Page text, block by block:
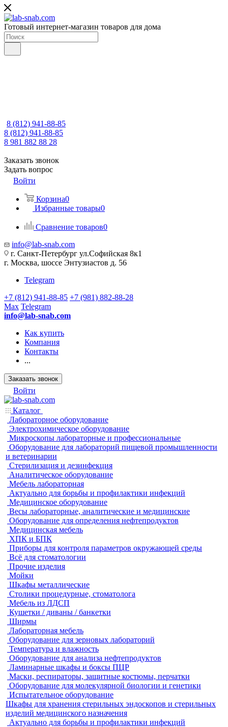
Готовый интернет-магазин товаров для дома
8 (812) 941-88-85
8 (812) 941-88-85
8 981 882 88 28
Заказать звонок
Задать вопрос
Войти
Корзина0
Избранные товары0
Сравнение товаров0
info@lab-snab.com
г. Санкт-Петербург ул.Софийская 8к1
г. Москва, шоссе Энтузиастов д. 56
Telegram
+7 (812) 941-88-85 +7 (981) 882-88-28
Max Telegram
info@lab-snab.com
Как купить
Компания
Контакты
...
Заказать звонок
Войти
Каталог
Лабораторное оборудование
Электрохимическое оборудование
Микроскопы лабораторные и профессиональные
Оборудование для лабораторий пищевой промышленности
и ветеринарии
Стерилизация и дезинфекция
Аналитическое оборудование
Мебель лабораторная
Актуально для борьбы и профилактики инфекций
Медицинское оборудование
Весы лабораторные, аналитические и медицинские
Оборудование для определения нефтепродуктов
Медицинская мебель
ХПК и БПК
Приборы для контроля параметров окружающей среды
Всё для стоматологии
Прочие изделия
Мойки
Шкафы металлические
Столики процедурные, стоматолога
Мебель из ЛДСП
Кушетки / диваны / банкетки
Ширмы
Лабораторная мебель
Оборудование для зерновых лабораторий
Температура и влажность
Оборудование для анализа нефтепродуктов
Ламинарные шкафы и боксы ПЦР
Маски, респираторы, защитные костюмы, перчатки
Оборудование для молекулярной биологии и генетики
Испытательное оборудование
Шкафы для хранения стерильных эндоскопов и стерильных
изделий медицинского назначения
Актуально для борьбы и профилактики инфекций